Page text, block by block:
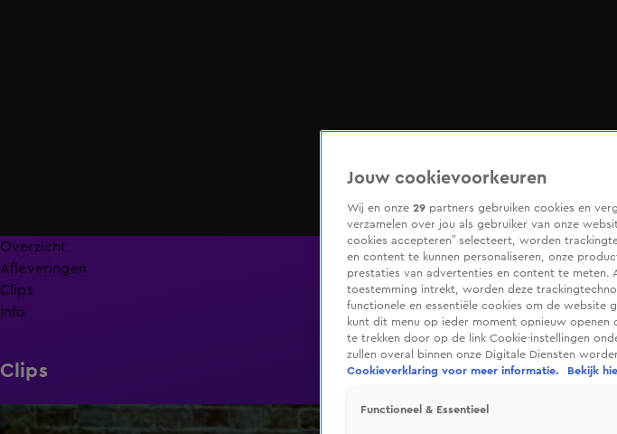
Overzicht
Afleveringen
Clips
Info
Clips
Jouw cookievoorkeuren
Wij en onze 29 partners gebruiken cookies en
verzamelen over jou als gebruiker van onze
cookies accepteren” selecteert, worden
en content te kunnen personaliseren, onze
prestaties van advertenties en content te meten.
toestemming intrekt, worden deze
functionele en essentiële cookies om de website
kunt dit menu op ieder moment opnieuw
te trekken door op de link Cookie-instellingen
zullen overal binnen onze Digitale Diensten
Cookieverklaring voor meer informatie.
Bekijk
Functioneel & Essentieel